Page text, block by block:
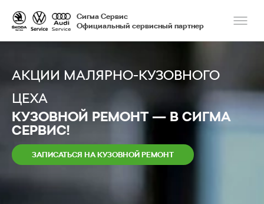
Сигма Сервис
Официальный сервисный партнер
АКЦИИ МАЛЯРНО-КУЗОВНОГО
ЦЕХА
КУЗОВНОЙ РЕМОНТ — В СИГМА
СЕРВИС!
ЗАПИСАТЬСЯ НА КУЗОВНОЙ РЕМОНТ